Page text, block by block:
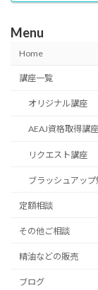
Menu
Home
講座一覧
オリジナル講座
AEAJ資格取得講座
リクエスト講座
ブラッシュアップ
定額相談
その他ご相談
精油などの販売
ブログ